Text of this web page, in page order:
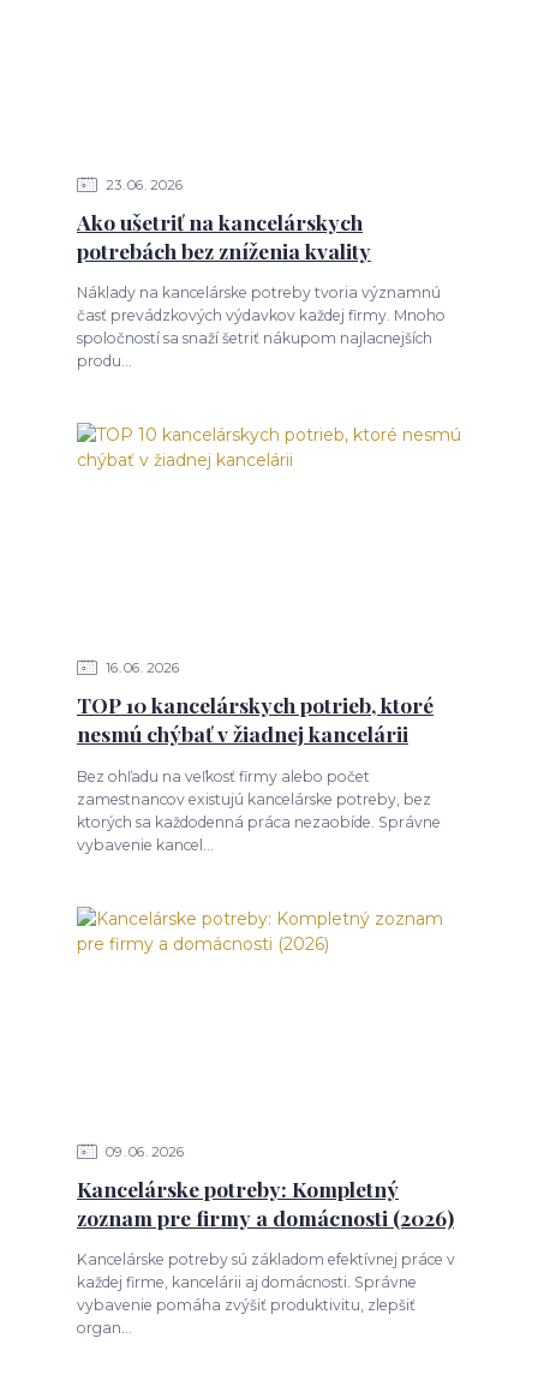
23 06 2026
Ako ušetriť na kancelárskych
potrebách bez zníženia kvality
Náklady na kancelárske potreby tvoria významnú
časť prevádzkových výdavkov každej firmy. Mnoho
spoločností sa snaží šetriť nákupom najlacnejších
produ...
16 06 2026
TOP 10 kancelárskych potrieb, ktoré
nesmú chýbať v žiadnej kancelárii
Bez ohľadu na veľkosť firmy alebo počet
zamestnancov existujú kancelárske potreby, bez
ktorých sa každodenná práca nezaobíde. Správne
vybavenie kancel...
09 06 2026
Kancelárske potreby: Kompletný
zoznam pre firmy a domácnosti (2026)
Kancelárske potreby sú základom efektívnej práce v
každej firme, kancelárii aj domácnosti. Správne
vybavenie pomáha zvýšiť produktivitu, zlepšiť
organ...